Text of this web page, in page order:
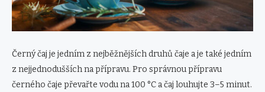
Černý čaj je jedním z nejběžnějších druhů čaje a je také jedním
z nejjednodušších na přípravu. Pro správnou přípravu
černého čaje převařte vodu na 100 °C a čaj louhujte 3–5 minut.